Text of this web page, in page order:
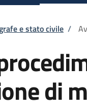
e stato civile /
di